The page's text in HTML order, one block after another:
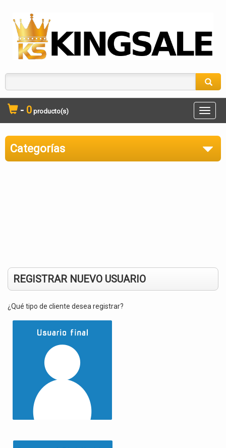
Toggle
- 0 producto(s)
Categorías
REGISTRAR NUEVO USUARIO
¿Qué tipo de cliente desea registrar?